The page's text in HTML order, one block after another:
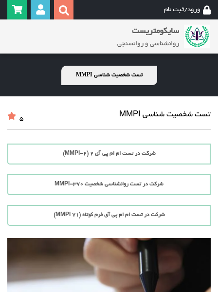
ورود/ثبت نام
سایکومتریست
روانشناسی و روانسنجی
تست شخصیت شناسی MMPI
تست شخصیت شناسی MMPI 5
شرکت در تست ام ام پی آی 2 (MMPI-2)
شرکت در تست روانشناسی شخصیت MMPI-370
شرکت در تست ام ام پی آی فرم کوتاه (71 MMPI)